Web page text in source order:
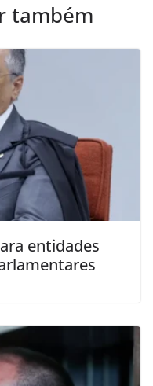
também
entidades